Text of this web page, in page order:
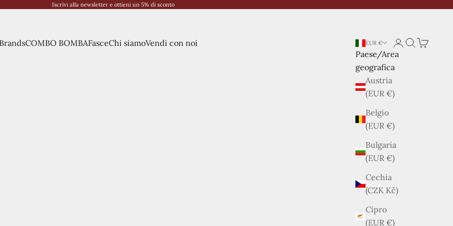
Iscrivi alla newsletter e ottieni un 5% di sconto
BrandsCOMBO BOMBAFasceChi siamoVendi con noi EUR €
Paese/Area
geografica
Austria
(EUR €)
Belgio
(EUR €)
Bulgaria
(EUR €)
Cechia
(CZK Kč)
Cipro
(EUR €)
LoginCercaCarrello